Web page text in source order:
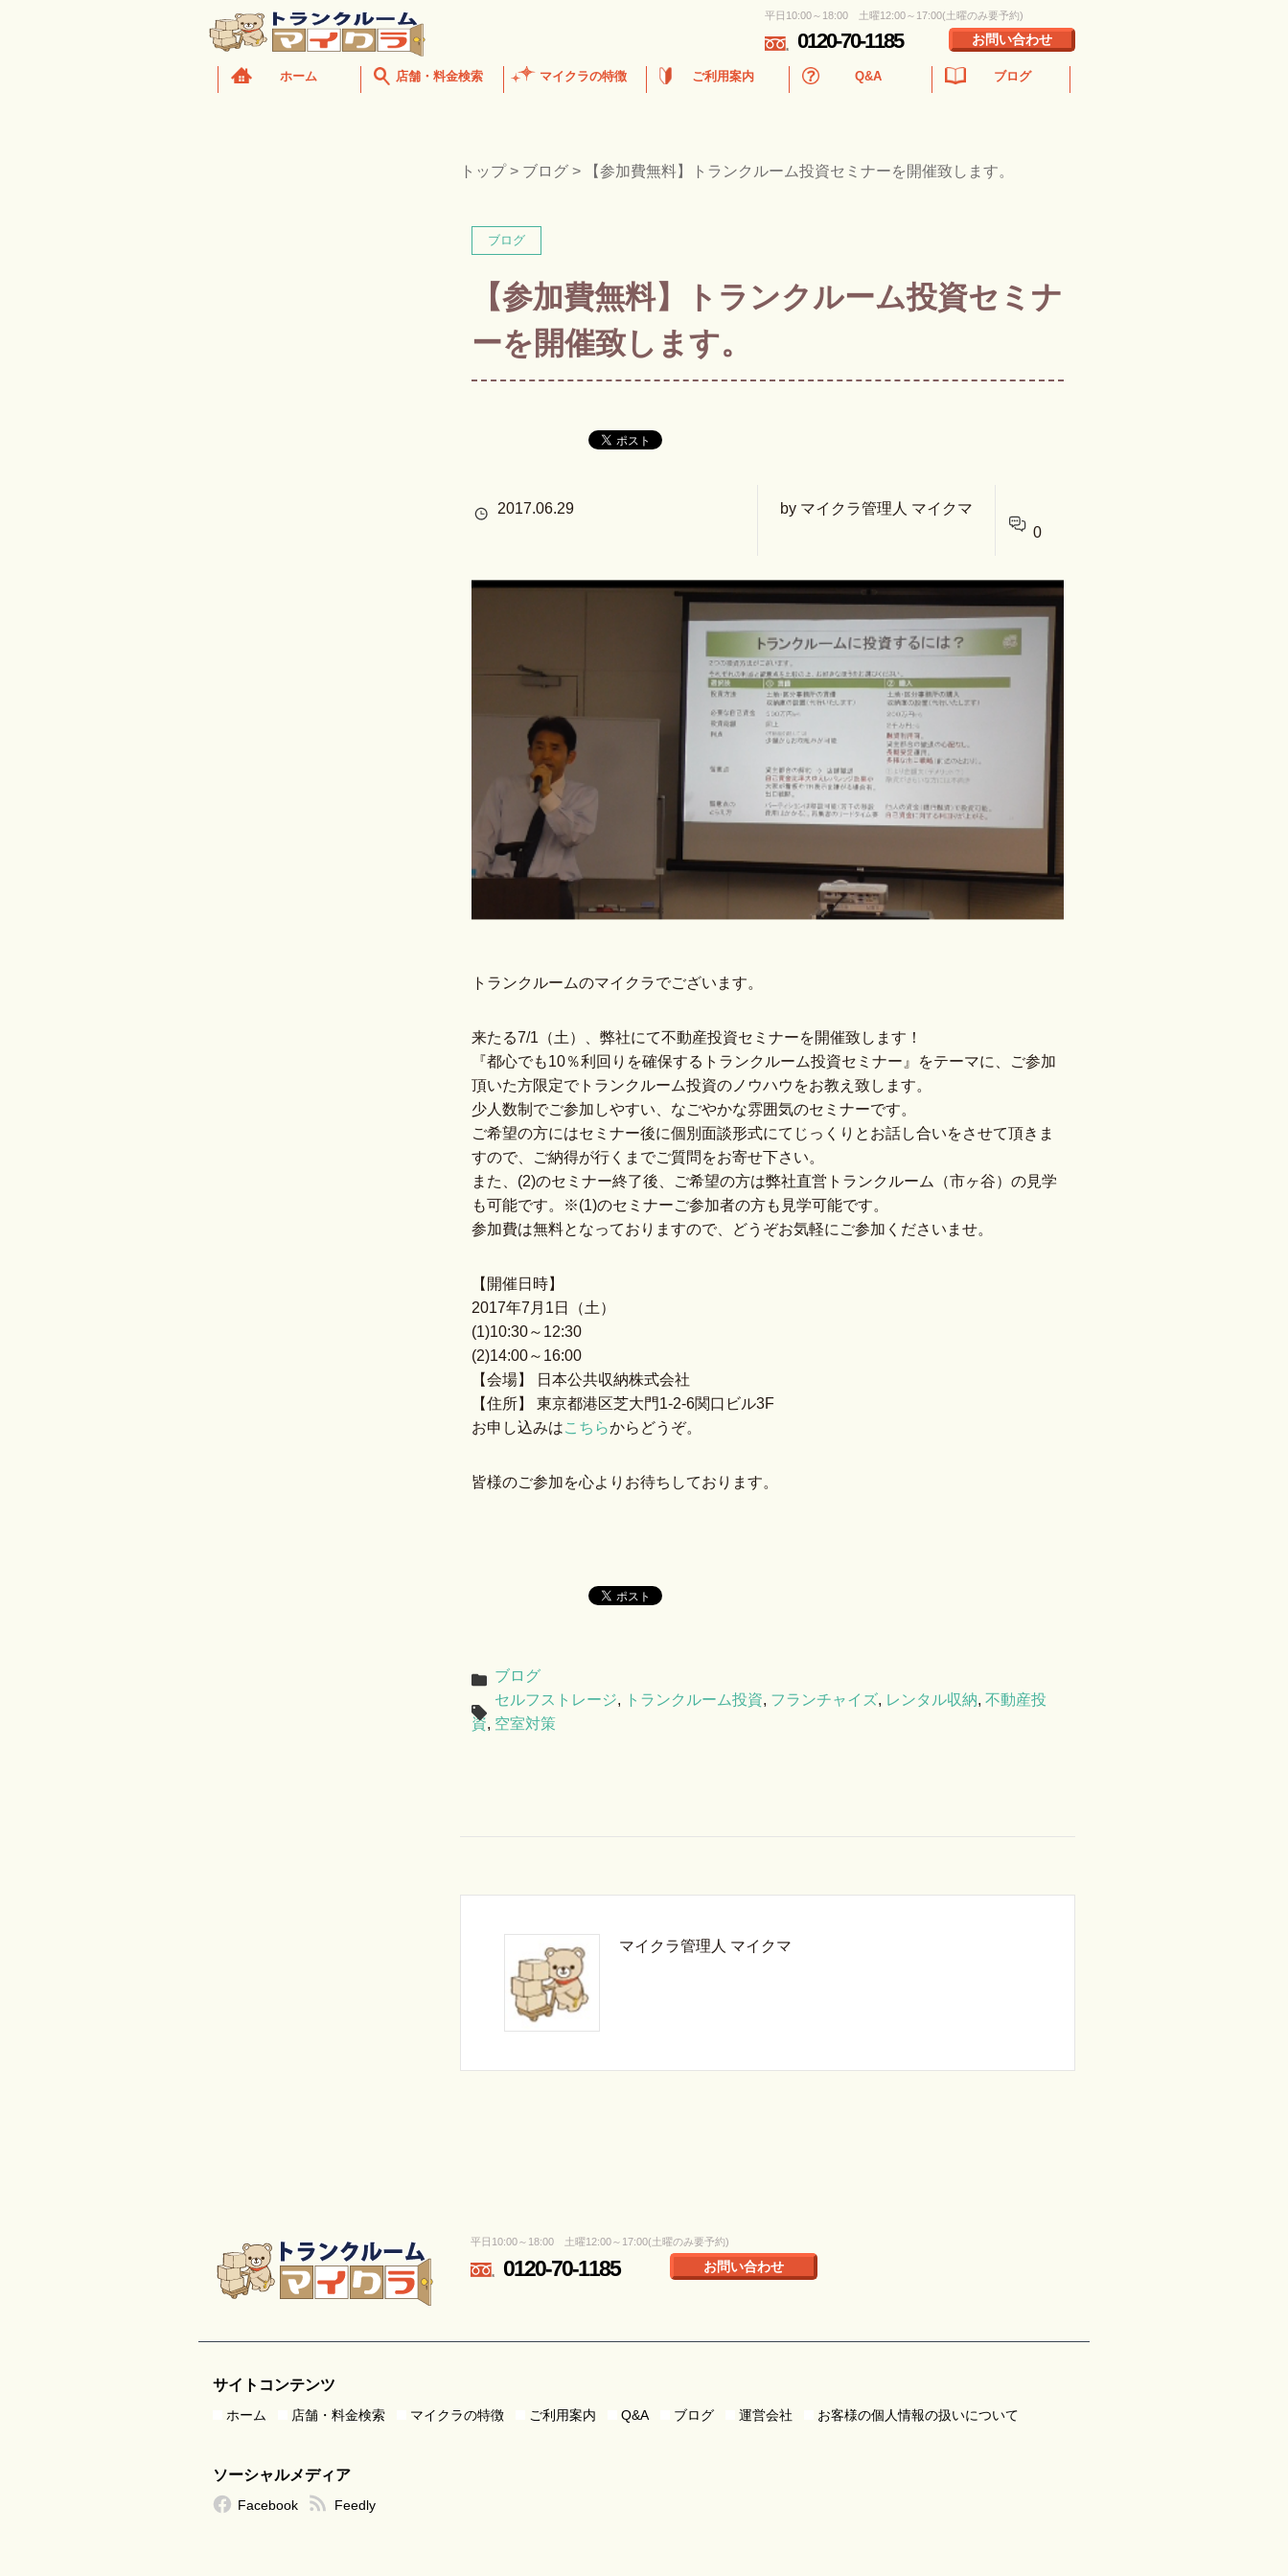
平日10:00～18:00 土曜12:00～17:00(土曜のみ要予約)
0120-70-1185 お問い合わせ
ホーム 店舗・料金検索 マイクラの特徴 ご利用案内 Q&A ブログ
トップ> ブログ > 【参加費無料】トランクルーム投資セミナーを開催致します。
ブログ
【参加費無料】トランクルーム投資セミナ
ーを開催致します。
2017.06.29
by マイクラ管理人 マイクマ
0
トランクルームのマイクラでございます。
来たる7/1（土）、弊社にて不動産投資セミナーを開催致します！
『都心でも10％利回りを確保するトランクルーム投資セミナー』をテーマに、ご参加
頂いた方限定でトランクルーム投資のノウハウをお教え致します。
少人数制でご参加しやすい、なごやかな雰囲気のセミナーです。
ご希望の方にはセミナー後に個別面談形式にてじっくりとお話し合いをさせて頂きま
すので、ご納得が行くまでご質問をお寄せ下さい。
また、(2)のセミナー終了後、ご希望の方は弊社直営トランクルーム（市ヶ谷）の見学
も可能です。※(1)のセミナーご参加者の方も見学可能です。
参加費は無料となっておりますので、どうぞお気軽にご参加くださいませ。
【開催日時】
2017年7月1日（土）
(1)10:30～12:30
(2)14:00～16:00
【会場】 日本公共収納株式会社
【住所】 東京都港区芝大門1-2-6関口ビル3F
お申し込みはこちらからどうぞ。
皆様のご参加を心よりお待ちしております。
ブログ
セルフストレージ, トランクルーム投資, フランチャイズ, レンタル収納, 不動産投
資, 空室対策
マイクラ管理人 マイクマ
平日10:00～18:00 土曜12:00～17:00(土曜のみ要予約)
0120-70-1185 お問い合わせ
サイトコンテンツ
ホーム 店舗・料金検索 マイクラの特徴 ご利用案内 Q&A ブログ 運営会社 お客様の個人情報の扱いについて
ソーシャルメディア
Facebook Feedly